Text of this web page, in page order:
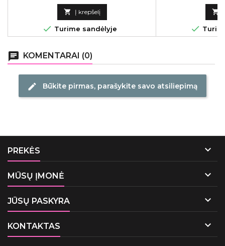
kaina
 Į krepšelį
 Turime sandėlyje


chat KOMENTARAI (0)
edit Būkite pirmas, parašykite savo atsiliepimą
PREKĖS 
MŪSŲ ĮMONĖ 
JŪSŲ PASKYRA 
KONTAKTAS 